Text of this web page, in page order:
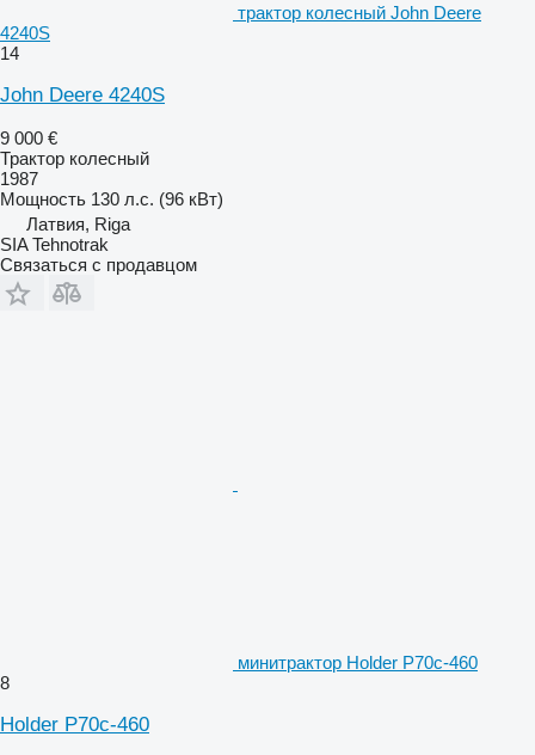
трактор колесный John Deere
4240S
14
John Deere 4240S
9 000 €
Трактор колесный
1987
Мощность 130 л.с. (96 кВт)
Латвия, Riga
SIA Tehnotrak
Связаться с продавцом
минитрактор Holder P70c-460
8
Holder P70c-460